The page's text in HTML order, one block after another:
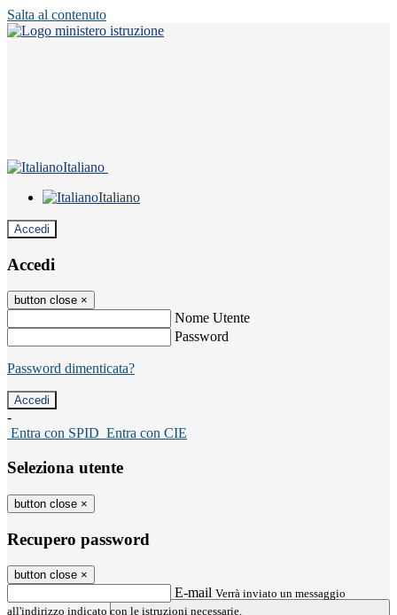
Salta al contenuto
Italiano
Italiano
Accedi
Accedi
button close ×
Nome Utente
Password
Password dimenticata?
-
Entra con SPID Entra con CIE
Seleziona utente
button close ×
Recupero password
button close ×
E-mail Verrà inviato un messaggio
all'indirizzo indicato con le istruzioni necessarie.